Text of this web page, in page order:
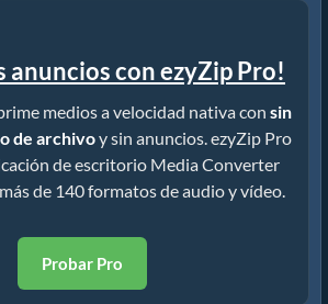
anuncios con ezyZip Pro!
medios a velocidad nativa con sin
de archivoy sin anuncios. ezyZip Pro
de escritorio Media Converter
de 140 formatos de audio y vídeo.
Probar Pro